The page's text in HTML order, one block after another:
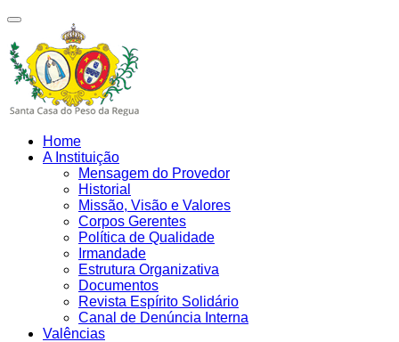
Home
A Instituição
Mensagem do Provedor
Historial
Missão, Visão e Valores
Corpos Gerentes
Política de Qualidade
Irmandade
Estrutura Organizativa
Documentos
Revista Espírito Solidário
Canal de Denúncia Interna
Valências